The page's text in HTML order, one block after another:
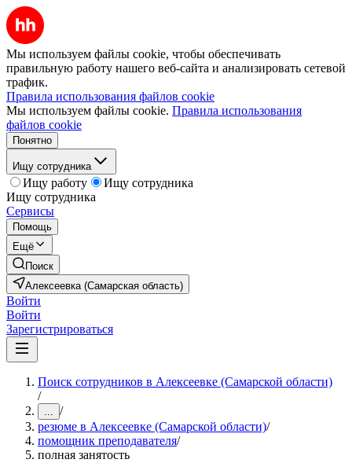
Мы используем файлы cookie, чтобы обеспечивать
правильную работу нашего веб-сайта и анализировать сетевой
трафик.
Правила использования файлов cookie
Мы используем файлы cookie. Правила использования
файлов cookie
Понятно
Ищу сотрудника
Ищу работу
Ищу сотрудника
Ищу сотрудника
Сервисы
Помощь
Ещё
Поиск
Алексеевка (Самарская область)
Войти
Войти
Зарегистрироваться
Поиск сотрудников в Алексеевке (Самарской области)
/
... /
резюме в Алексеевке (Самарской области)/
помощник преподавателя/
полная занятость